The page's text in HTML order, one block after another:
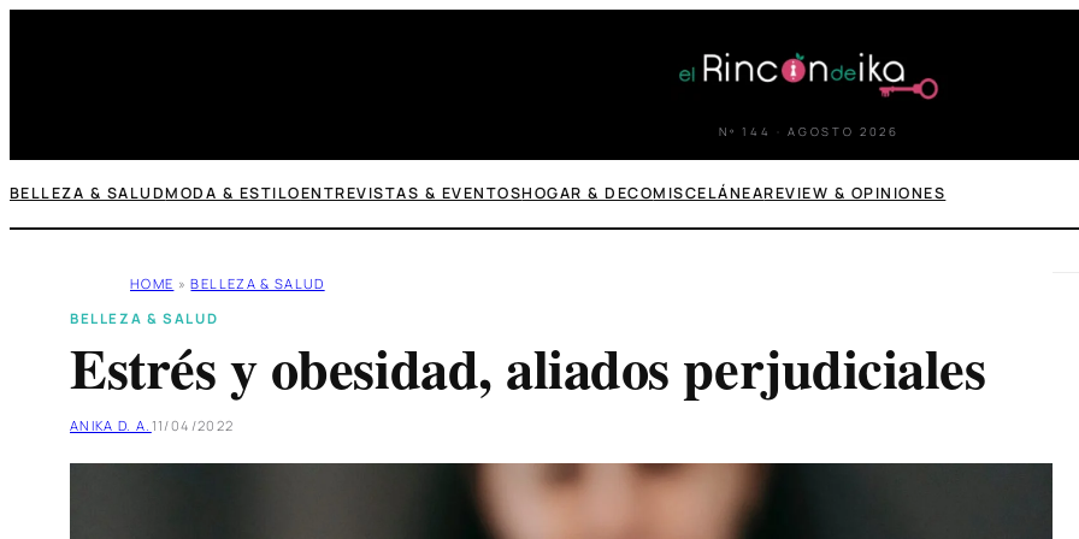
Nº 144 · AGOSTO 2026
BELLEZA & SALUDMODA & ESTILOENTREVISTAS & EVENTOSHOGAR & DECOMISCELÁNEAREVIEW & OPINIONES
HOME » BELLEZA & SALUD
BELLEZA & SALUD
Estrés y obesidad, aliados perjudiciales
ANIKA D. A. 11/04/2022